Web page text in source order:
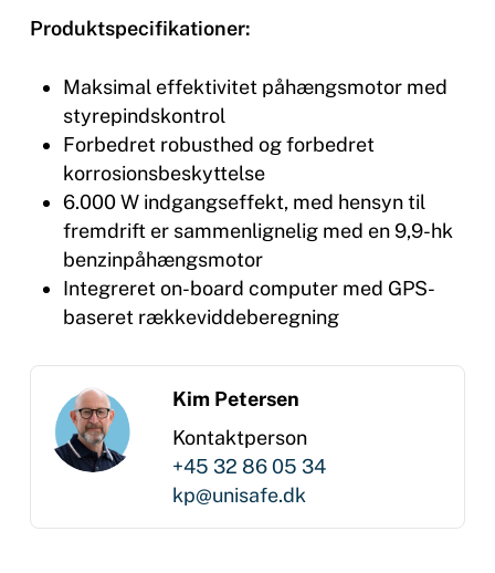
Produktspecifikationer:
Maksimal effektivitet påhængsmotor med
styrepindskontrol
Forbedret robusthed og forbedret
korrosionsbeskyttelse
6.000 W indgangseffekt, med hensyn til
fremdrift er sammenlignelig med en 9,9-hk
benzinpåhængsmotor
Integreret on-board computer med GPS-
baseret rækkeviddeberegning
Kim Petersen
Kontaktperson
+45 32 86 05 34
kp@unisafe.dk